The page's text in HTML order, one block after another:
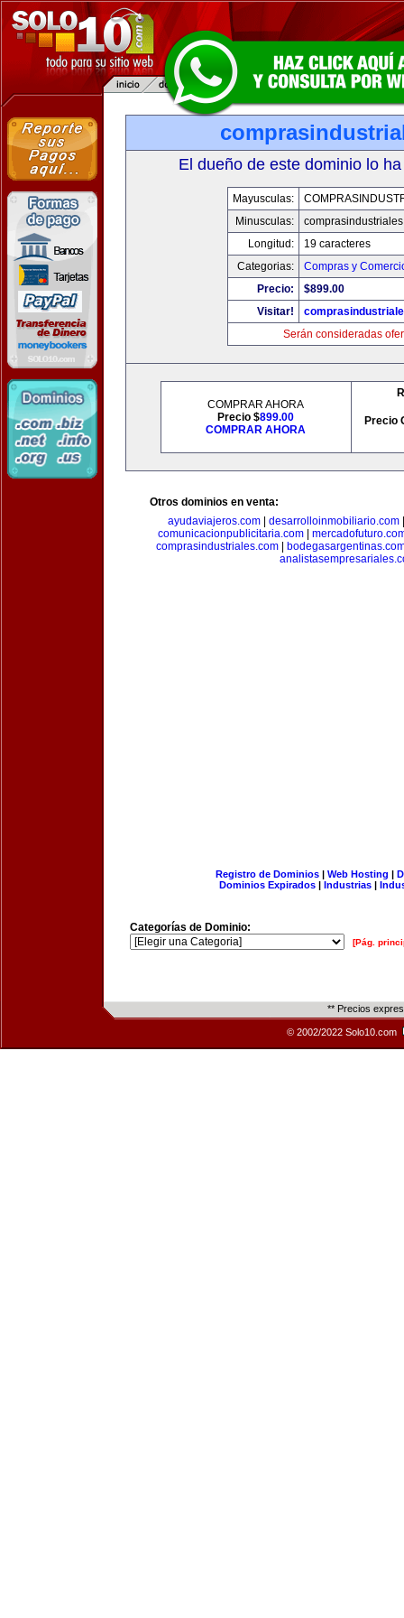
El dueño de este dominio lo
Mayusculas:
Minusculas:
Longitud:
19 caracteres
Categorias:
Compras y
Precio:
$899.00
Visitar!
Serán consideradas
COMPRAR AHORA
Precio $899.00
COMPRAR AHORA
Precio
Otros dominios en venta:
ayudaviajeros.com
desarrolloinmobiliario.com
comunicacionpublicitaria.com|
comprasindustriales.com
Registro de Dominios| Web Hosting |
Dominios Expirados | Industrias |
Categorías de Dominio:
[Pág.
** Precios
© 2002/2022 Solo10.com